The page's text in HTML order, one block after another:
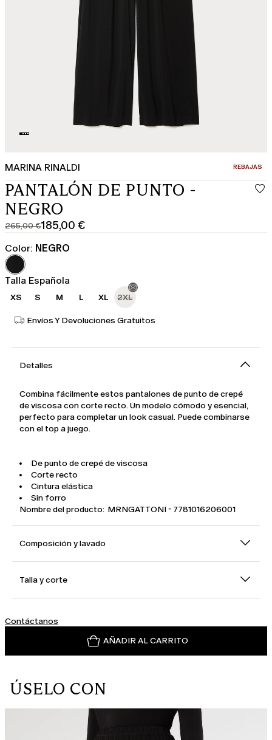
MARINA RINALDI CATEGORÍA:
REBAJAS
PANTALÓN DE PUNTO -
NEGRO
265,00 €
Precio
original
265,00
€
185,00 €
Precio
actual
185,00
€
Color: NEGRO
Talla Española
XS S M L XL 2XL
Envíos Y Devoluciones Gratuitos
Detalles
Combina fácilmente estos pantalones de punto de crepé
de viscosa con corte recto. Un modelo cómodo y esencial,
perfecto para completar un look casual. Puede combinarse
con el top a juego.
De punto de crepé de viscosa
Corte recto
Cintura elástica
Sin forro
Nombre del producto: MRNGATTONI - 7781016206001
Composición y lavado
Talla y corte
Contáctanos
AÑADIR AL CARRITO
ÚSELO CON